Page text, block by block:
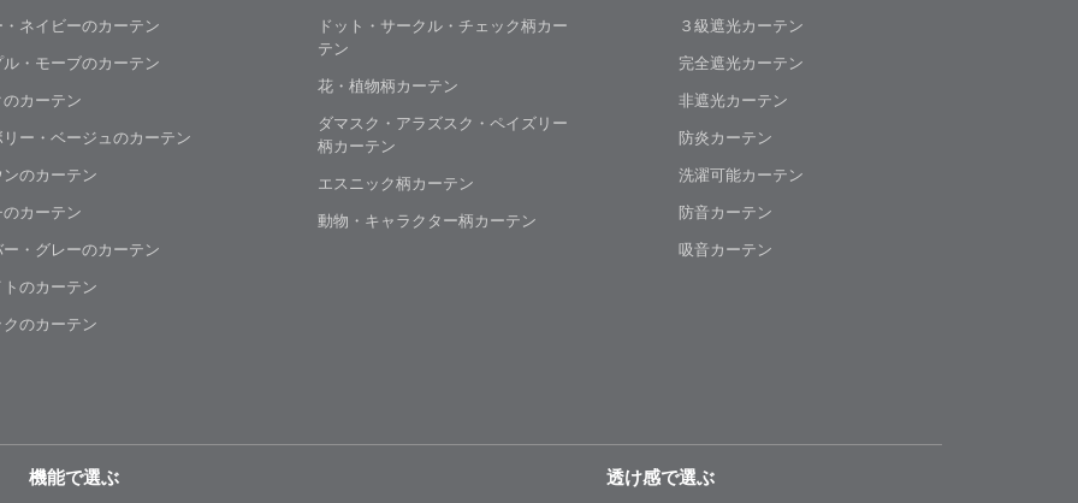
・ネイビーのカーテン
ル・モーブのカーテン
カーテン
リー・ベージュのカーテン
のカーテン
カーテン
ー・グレーのカーテン
のカーテン
のカーテン
ドット・サークル・チェック柄カー
テン
花・植物柄カーテン
ダマスク・アラズスク・ペイズリー
柄カーテン
エスニック柄カーテン
動物・キャラクター柄カーテン
３級遮光カーテン
完全遮光カーテン
非遮光カーテン
防炎カーテン
洗濯可能カーテン
防音カーテン
吸音カーテン
機能で選ぶ 透け感で選ぶ